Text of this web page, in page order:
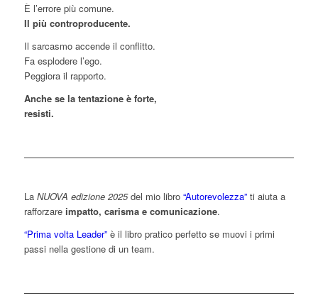
È l’errore più comune.
Il più controproducente.
Il sarcasmo accende il conflitto.
Fa esplodere l’ego.
Peggiora il rapporto.
Anche se la tentazione è forte,
resisti.
La NUOVA edizione 2025del mio libro “Autorevolezza”ti aiuta a
rafforzare impatto, carisma e comunicazione.
“Prima volta Leader” è il libro pratico perfetto se muovi i primi
passi nella gestione di un team.